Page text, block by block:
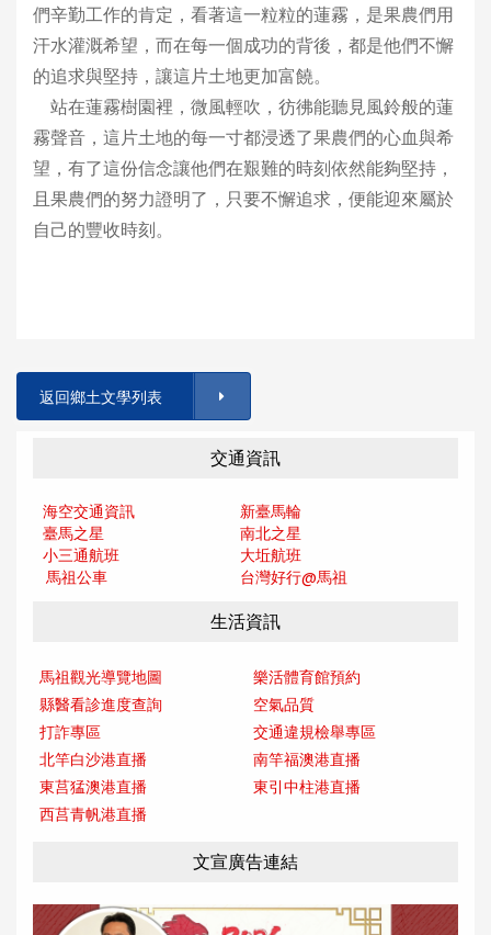
們辛勤工作的肯定，看著這一粒粒的蓮霧，是果農們用
汗水灌溉希望，而在每一個成功的背後，都是他們不懈
的追求與堅持，讓這片土地更加富饒。
站在蓮霧樹園裡，微風輕吹，彷彿能聽見風鈴般的蓮
霧聲音，這片土地的每一寸都浸透了果農們的心血與希
望，有了這份信念讓他們在艱難的時刻依然能夠堅持，
且果農們的努力證明了，只要不懈追求，便能迎來屬於
自己的豐收時刻。
返回鄉土文學列表
交通資訊
海空交通資訊
新臺馬輪
臺馬之星
南北之星
小三通航班
大坵航班
馬祖公車
台灣好行@馬祖
生活資訊
馬祖觀光導覽地圖
樂活體育館預約
縣醫看診進度查詢
空氣品質
打詐專區
交通違規檢舉專區
北竿白沙港直播
南竿福澳港直播
東莒猛澳港直播
東引中柱港直播
西莒青帆港直播
文宣廣告連結